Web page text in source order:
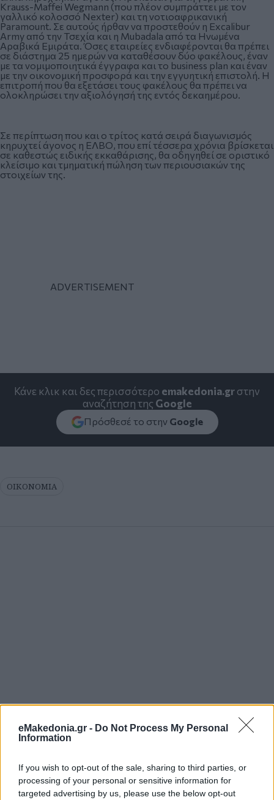
eMakedonia.gr - Do Not Process My Personal
Information
If you wish to opt-out of the sale, sharing to third parties, or
processing of your personal or sensitive information for
targeted advertising by us, please use the below opt-out
Krauss-Maffei Wegmann (που πλέον συμπράττει με τον
γαλλικό κολοσσό Nexter) και τη νοτιοαφρικανική
Paramount. Σε αυτούς ήρθαν να προστεθούν η Excalibur
Army από την Τσεχία και η Mubadala από τα Ηνωμένα
Αραβικά Εμιράτα. Όσες εταιρείες ενδιαφέρονται θα πρέπει
σε διάστημα 25 ημερών να καταθέσουν δύο φακέλους, έναν
με τα νομιμοποιητικά έγγραφα και το business plan και έναν
με την οικονομική προσφορά και την εγγυητική επιστολή. Η
επιτροπή που θα εξετάσει τους φακέλους θα πρέπει να
ολοκληρώσει την αξιολόγησή της εντός δεκαημέρου.
Σε περίπτωση που και ο τρίτος κατά σειρά διαγωνισμός
κηρυχτεί άγονος η ΕΛΒΟ, που επί τέσσερα χρόνια βρίσκεται
σε καθεστώς ειδικής εκκαθάρισης, θα οδηγηθεί σε οριστικό
κλείσιμο και τμηματική πώληση των περιουσιακών της
στοιχείων της.
Κάνε κλικ και δες περισσότερο emakedonia.grστην
αναζήτηση της Google
Πρόσθεσέ το στην Google
ΟΙΚΟΝΟΜΙΑ